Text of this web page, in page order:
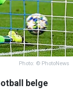
Photo: © PhotoNews
belge